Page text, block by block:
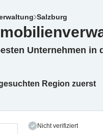
Salzburg
Unternehmen in
Region zuerst
Nicht verifiziert